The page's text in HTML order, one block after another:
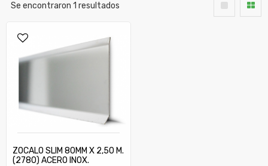
Se encontraron 1 resultados
ZOCALO SLIM 80MM X 2,50 M.
(2780) ACERO INOX.